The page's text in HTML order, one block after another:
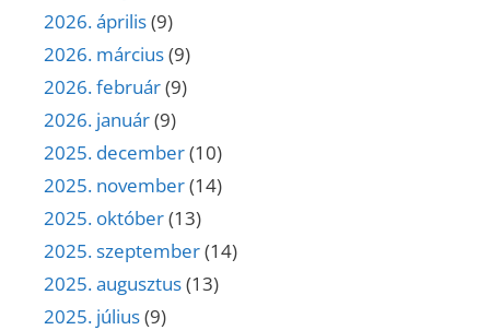
2026. április(9)
2026. március(9)
2026. február(9)
2026. január(9)
2025. december(10)
2025. november(14)
2025. október(13)
2025. szeptember(14)
2025. augusztus(13)
2025. július(9)